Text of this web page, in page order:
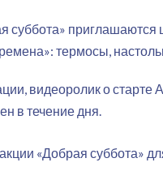
суббота»
термосы,
видеоролик о
в течение дня.
«Добрая суббота»